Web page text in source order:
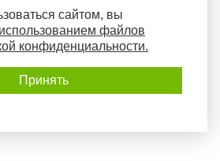
сайтом, вы
использованием файлов
конфиденциальности.
Принять